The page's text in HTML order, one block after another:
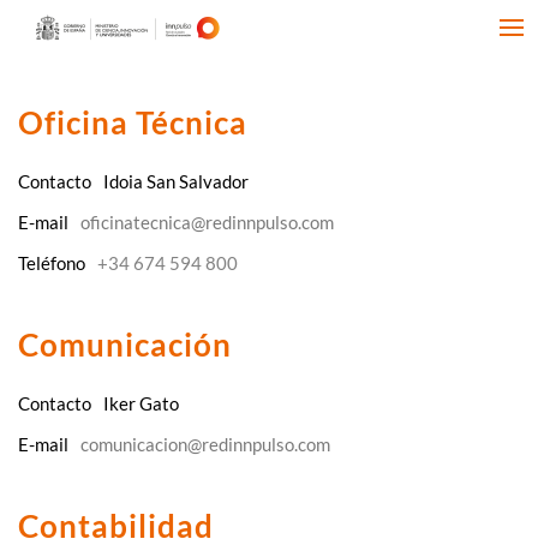
Oficina Técnica
Contacto
Idoia San Salvador
E-mail
oficinatecnica@redinnpulso.com
Teléfono +34 674 594 800
Comunicación
Contacto
Iker Gato
E-mail
comunicacion@redinnpulso.com
Contabilidad